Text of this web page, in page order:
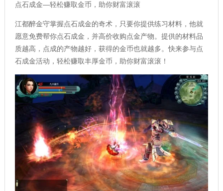
点石成金—轻松赚取金币，助你财富滚滚
江都醉金守掌握点石成金的奇术，只要你提供练习材料，他就
愿意免费帮你点石成金，并高价收购点金产物。提供的材料品
质越高，点成的产物越好，获得的金币也就越多。快来参与点
石成金活动，轻松赚取丰厚金币，助你财富滚滚！